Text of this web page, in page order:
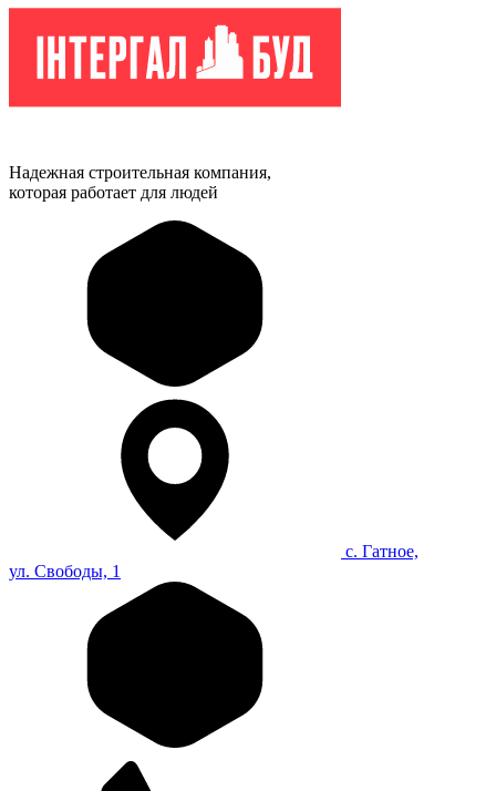
Надежная строительная компания,
которая работает для людей
с. Гатное,
ул. Свободы, 1